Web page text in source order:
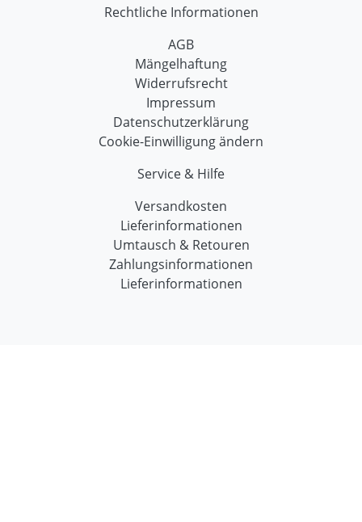
Rechtliche Informationen
AGB
Mängelhaftung
Widerrufsrecht
Impressum
Datenschutzerklärung
Cookie-Einwilligung ändern
Service & Hilfe
Versandkosten
Lieferinformationen
Umtausch & Retouren
Zahlungsinformationen
Lieferinformationen